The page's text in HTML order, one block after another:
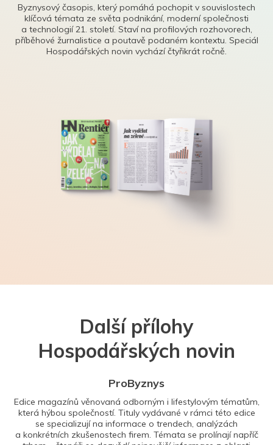
Byznysový časopis, který pomáhá pochopit v souvislostech
klíčová témata ze světa podnikání, moderní společnosti
a technologií 21. století. Staví na profilových rozhovorech,
příběhové žurnalistice a poutavě podaném kontextu. Speciál
Hospodářských novin vychází čtyřikrát ročně.
Další přílohy
Hospodářských novin
ProByznys
Edice magazínů věnovaná odborným i lifestylovým tématům,
která hýbou společností. Tituly vydávané v rámci této edice
se specializují na informace o trendech, analýzách
a konkrétních zkušenostech firem. Témata se prolínají napříč